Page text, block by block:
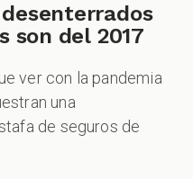
son del 2017
ver con la pandemia
una
de seguros de